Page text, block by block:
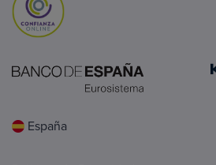
España